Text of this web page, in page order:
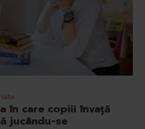
în care copiii învață
jucându-se